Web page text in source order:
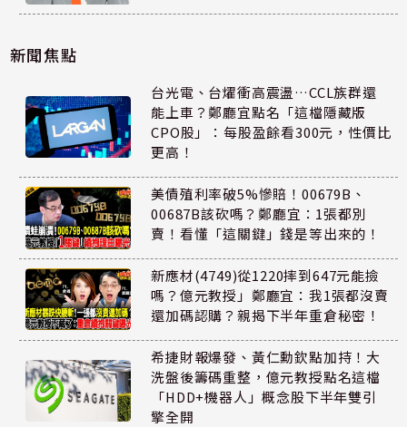
新聞焦點
台光電、台燿衝高震盪…CCL族群還
能上車？鄭廳宜點名「這檔隱藏版
CPO股」：每股盈餘看300元，性價比
更高！
美債殖利率破5%慘賠！00679B、
00687B該砍嗎？鄭廳宜：1張都別
賣！看懂「這關鍵」錢是等出來的！
新應材(4749)從1220摔到647元能撿
嗎？億元教授」鄭廳宜：我1張都沒賣
還加碼認購？親揭下半年重倉秘密！
希捷財報爆發、黃仁勳欽點加持！大
洗盤後籌碼重整，億元教授點名這檔
「HDD+機器人」概念股下半年雙引
擎全開